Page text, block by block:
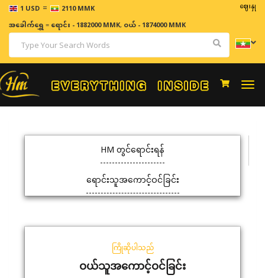
1 USD = 2110 MMK ဈေးနှုန်
အခေါက်ရွှေ=ရောင်း - 1882000 MMK, ဝယ် - 1874000 MMK
HM တွင်ရောင်းရန်
ရောင်းသူအကောင့်ဝင်ခြင်း
ကြိုဆိုပါသည်
ဝယ်သူအကောင့်ဝင်ခြင်း